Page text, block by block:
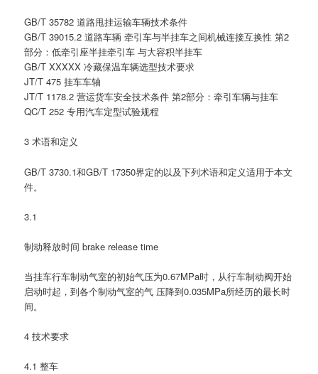
GB/T 35782 道路甩挂运输车辆技术条件
GB/T 39015.2 道路车辆 牵引车与半挂车之间机械连接互换性 第2
部分：低牵引座半挂牵引车 与大容积半挂车
GB/T XXXXX 冷藏保温车辆选型技术要求
JT/T 475 挂车车轴
JT/T 1178.2 营运货车安全技术条件 第2部分：牵引车辆与挂车
QC/T 252 专用汽车定型试验规程
3 术语和定义
GB/T 3730.1和GB/T 17350界定的以及下列术语和定义适用于本文
件。
3.1
制动释放时间 brake release time
当挂车行车制动气室的初始气压为0.67MPa时，从行车制动阀开始
启动时起，到各个制动气室的气 压降到0.035MPa所经历的最长时
间。
4 技术要求
4.1 整车